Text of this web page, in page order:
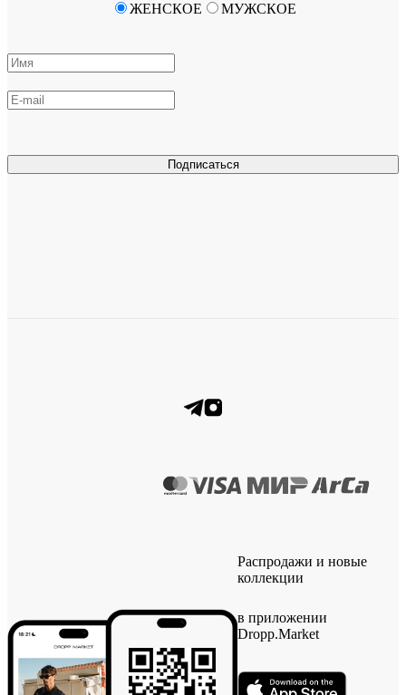
Подписаться
ЖЕНСКОЕ МУЖСКОЕ
Распродажи и новые
коллекции
в приложении
Dropp.Market